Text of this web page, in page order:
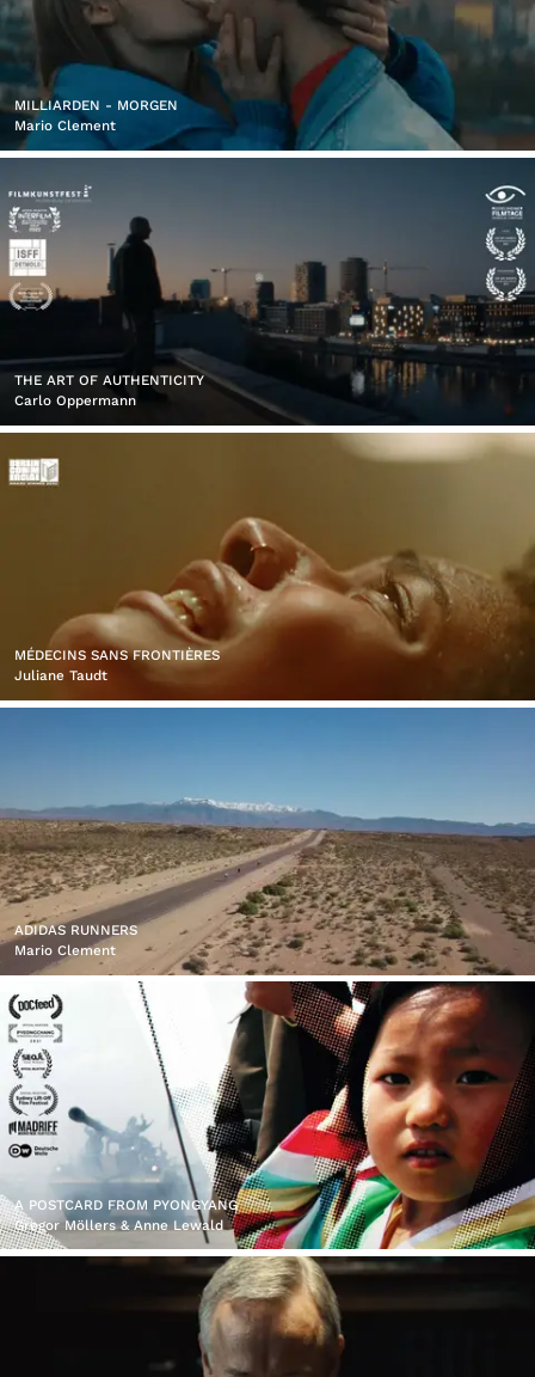
MILLIARDEN - MORGEN
Mario Clement
THE ART OF AUTHENTICITY
Carlo Oppermann
MÉDECINS SANS FRONTIÈRES
Juliane Taudt
ADIDAS RUNNERS
Mario Clement
A POSTCARD FROM PYONGYANG
Gregor Möllers & Anne Lewald